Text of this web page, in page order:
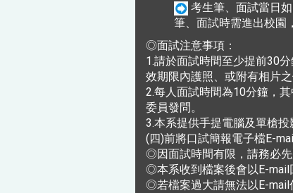
考生筆、面試當日
筆、面試時需進出校園
◎面試注意事項：
1.請於面試時間至少提前30
效期限內護照、或附有相片
2.每人面試時間為10分鐘，
委員發問。
3.本系提供手提電腦及單槍
(四)前將口試簡報電子檔E-
◎因面試時間有限，請務必先
◎本系收到檔案後會以E-mail
◎若檔案過大請無法以E-mail